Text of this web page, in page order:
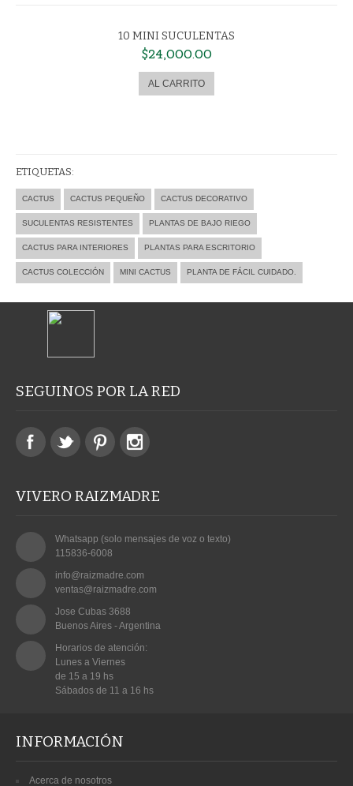
10 MINI SUCULENTAS
$24,000.00
ETIQUETAS:
CACTUS CACTUS PEQUEÑO CACTUS DECORATIVO
SUCULENTAS RESISTENTES PLANTAS DE BAJO RIEGO
CACTUS PARA INTERIORES PLANTAS PARA ESCRITORIO
CACTUS COLECCIÓN MINI CACTUS PLANTA DE FÁCIL CUIDADO.
SEGUINOS POR LA RED
VIVERO RAIZMADRE
Whatsapp (solo mensajes de voz o texto)
115836-6008
info@raizmadre.com
ventas@raizmadre.com
Jose Cubas 3688
Buenos Aires - Argentina
Horarios de atención:
Lunes a Viernes
de 15 a 19 hs
Sábados de 11 a 16 hs
INFORMACIÓN
Acerca de nosotros